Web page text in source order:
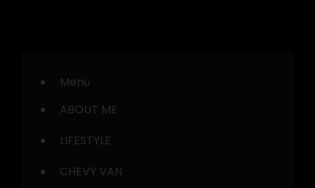
Menü
ABOUT ME
LIFESTYLE
CHEVY VAN